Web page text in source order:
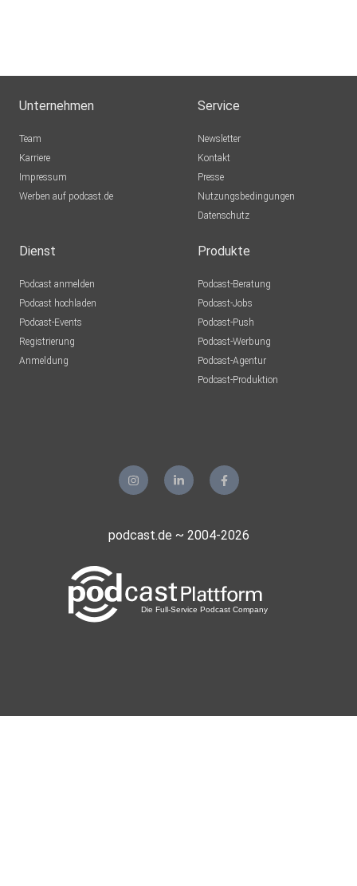
Unternehmen
Team
Karriere
Impressum
Werben auf podcast.de
Service
Newsletter
Kontakt
Presse
Nutzungsbedingungen
Datenschutz
Dienst
Podcast anmelden
Podcast hochladen
Podcast-Events
Registrierung
Anmeldung
Produkte
Podcast-Beratung
Podcast-Jobs
Podcast-Push
Podcast-Werbung
Podcast-Agentur
Podcast-Produktion
podcast.de ~ 2004-2026